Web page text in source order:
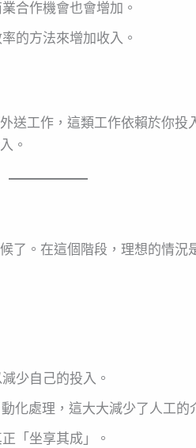
合作機會也會增加。
的方法來增加收入。
送工作，這類工作依賴於你
。
。在這個階段，理想的情況
少自己的投入。
化處理，這大大減少了人工的
「坐享其成」。